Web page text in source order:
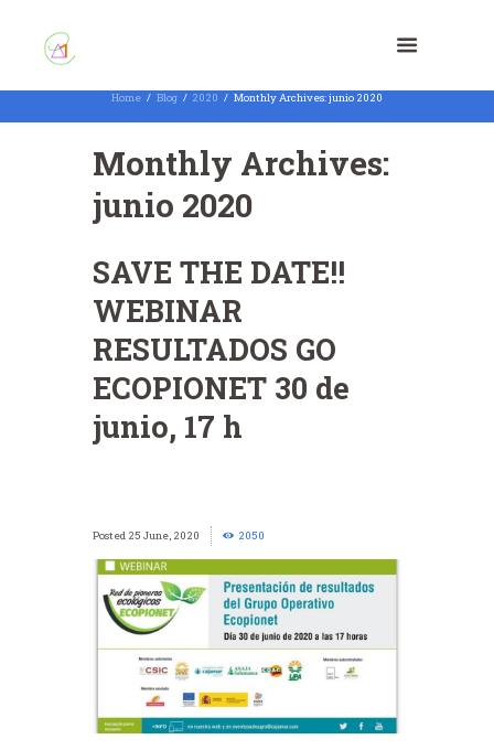
Home Blog 2020 Monthly Archives: junio 2020
Monthly Archives:
junio 2020
SAVE THE DATE!!
WEBINAR
RESULTADOS GO
ECOPIONET 30 de
junio, 17 h
25 June, 2020 2050